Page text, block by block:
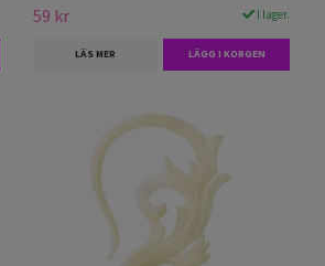
59 kr I lager.
LÄS MER LÄGG I KORGEN